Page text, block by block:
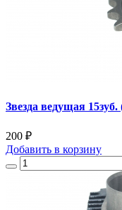
Звезда ведущая
200 ₽
Добавить в корзину